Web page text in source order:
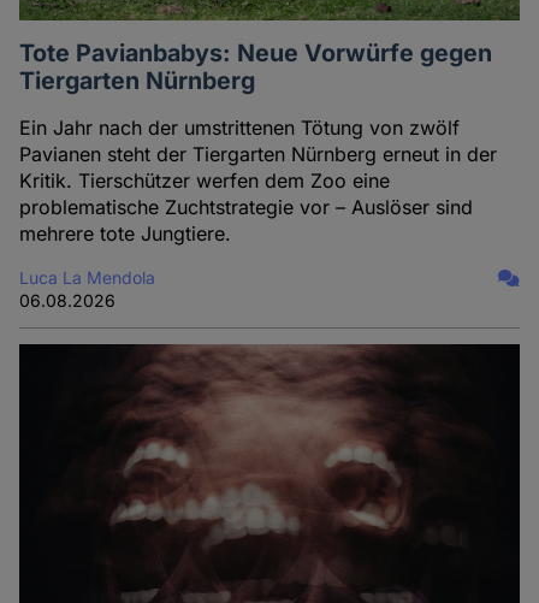
Tote Pavianbabys: Neue Vorwürfe gegen
Tiergarten Nürnberg
Ein Jahr nach der umstrittenen Tötung von zwölf
Pavianen steht der Tiergarten Nürnberg erneut in der
Kritik. Tierschützer werfen dem Zoo eine
problematische Zuchtstrategie vor – Auslöser sind
mehrere tote Jungtiere.
Luca La Mendola
06.08.2026